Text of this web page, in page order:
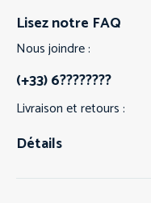
Lisez notre FAQ
Nous joindre :
(+33) 6????????
Livraison et retours :
Détails